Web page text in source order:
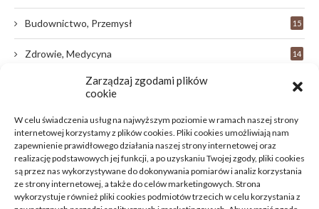
Zarządzaj zgodami plików
cookie
W celu świadczenia usług na najwyższym poziomie w ramach naszej strony
internetowej korzystamy z plików cookies. Pliki cookies umożliwiają nam
zapewnienie prawidłowego działania naszej strony internetowej oraz
realizację podstawowych jej funkcji, a po uzyskaniu Twojej zgody, pliki cookies
są przez nas wykorzystywane do dokonywania pomiarów i analiz korzystania
ze strony internetowej, a także do celów marketingowych. Strona
wykorzystuje również pliki cookies podmiotów trzecich w celu korzystania z
Budownictwo, Przemysł 15
Zdrowie, Medycyna 14
Edukacja, Rozrywka 33
Motoryzacja, Transport
Technologie
Uroda, Moda 9
7